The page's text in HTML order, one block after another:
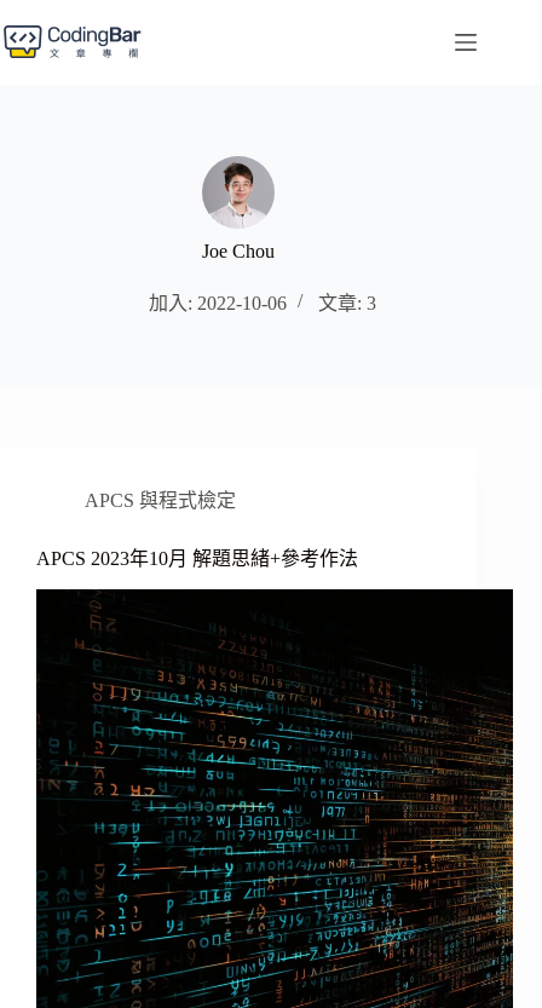
至
Joe Chou
加入: 2022-10-06 文章: 3
APCS 與程式檢定
APCS 2023年10月 解題思緒+參考作法